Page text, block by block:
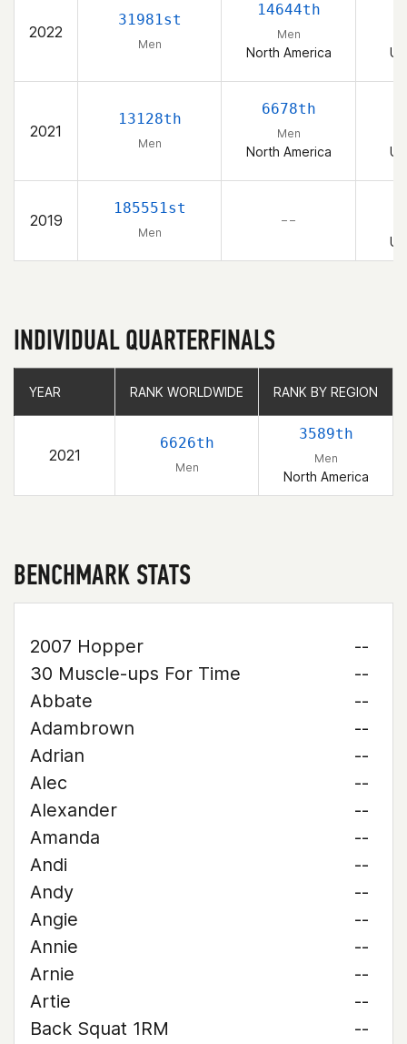
2022
31981st
Men
14644th
Men
North America
2021
13128th
Men
6678th
Men
North America
2019
185551st
Men
– –
INDIVIDUAL QUARTERFINALS
YEAR RANK WORLDWIDE RANK BY REGION
2021
6626th
Men
3589th
Men
North America
YEAR RANK WORLDWIDE RANK BY REGION
BENCHMARK STATS
2007 Hopper
--
30 Muscle-ups For Time
--
Abbate
--
Adambrown
--
Adrian
--
Alec
--
Alexander
--
Amanda
--
Andi
--
Andy
--
Angie
--
Annie
--
Arnie
--
Artie
--
Back Squat 1RM
--